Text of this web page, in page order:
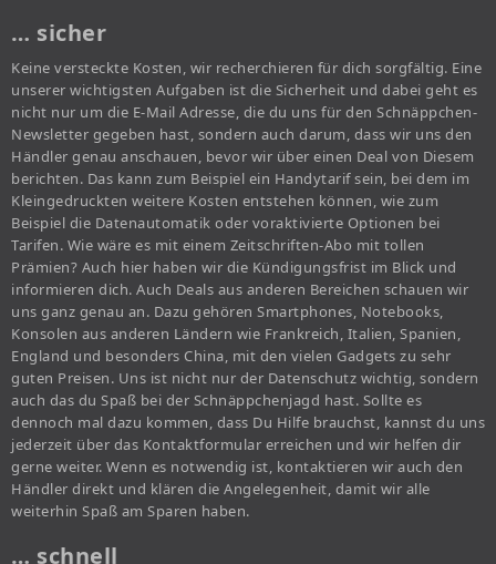
… sicher
Keine versteckte Kosten, wir recherchieren für dich sorgfältig. Eine
unserer wichtigsten Aufgaben ist die Sicherheit und dabei geht es
nicht nur um die E-Mail Adresse, die du uns für den Schnäppchen-
Newsletter gegeben hast, sondern auch darum, dass wir uns den
Händler genau anschauen, bevor wir über einen Deal von Diesem
berichten. Das kann zum Beispiel ein Handytarif sein, bei dem im
Kleingedruckten weitere Kosten entstehen können, wie zum
Beispiel die Datenautomatik oder voraktivierte Optionen bei
Tarifen. Wie wäre es mit einem Zeitschriften-Abo mit tollen
Prämien? Auch hier haben wir die Kündigungsfrist im Blick und
informieren dich. Auch Deals aus anderen Bereichen schauen wir
uns ganz genau an. Dazu gehören Smartphones, Notebooks,
Konsolen aus anderen Ländern wie Frankreich, Italien, Spanien,
England und besonders China, mit den vielen Gadgets zu sehr
guten Preisen. Uns ist nicht nur der Datenschutz wichtig, sondern
auch das du Spaß bei der Schnäppchenjagd hast. Sollte es
dennoch mal dazu kommen, dass Du Hilfe brauchst, kannst du uns
jederzeit über das Kontaktformular erreichen und wir helfen dir
gerne weiter. Wenn es notwendig ist, kontaktieren wir auch den
Händler direkt und klären die Angelegenheit, damit wir alle
weiterhin Spaß am Sparen haben.
… schnell